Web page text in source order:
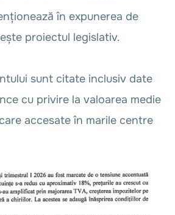
în expunerea de
proiectul legislativ.
sunt citate inclusiv date
cu privire la valoarea medie
accesate în marile centre